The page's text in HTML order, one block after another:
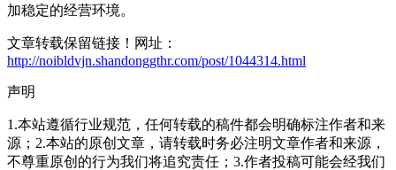
加稳定的经营环境。
文章转载保留链接！网址：
http://noibldvjn.shandonggthr.com/post/1044314.html
声明
1.本站遵循行业规范，任何转载的稿件都会明确标注作者和来
源；2.本站的原创文章，请转载时务必注明文章作者和来源，
不尊重原创的行为我们将追究责任；3.作者投稿可能会经我们